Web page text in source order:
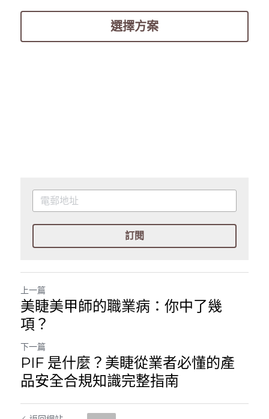
選擇方案
訂閱
上一篇
美睫美甲師的職業病：你中了幾
項？
下一篇
PIF 是什麼？美睫從業者必懂的產
品安全合規知識完整指南